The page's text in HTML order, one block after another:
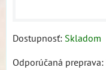
Dostupnosť: Skladom